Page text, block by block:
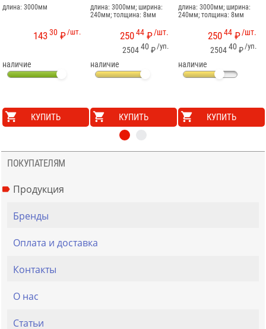
длина: 3000мм
/шт.
14330 ₽
наличие
КУПИТЬ
длина: 3000мм; ширина:
240мм; толщина: 8мм
/шт.
25044 ₽
/уп.
250440 ₽
наличие
КУПИТЬ
длина: 3000мм; ширина:
240мм; толщина: 8мм
/шт.
25044 ₽
/уп.
250440 ₽
наличие
КУПИТЬ
ПОКУПАТЕЛЯМ
Продукция
Бренды
Оплата и доставка
Контакты
О нас
Статьи